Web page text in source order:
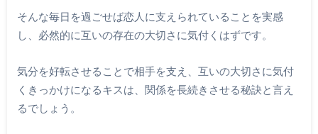
そんな毎日を過ごせば恋人に支えられていることを実感
し、必然的に互いの存在の大切さに気付くはずです。
気分を好転させることで相手を支え、互いの大切さに気付
くきっかけになるキスは、関係を長続きさせる秘訣と言え
るでしょう。